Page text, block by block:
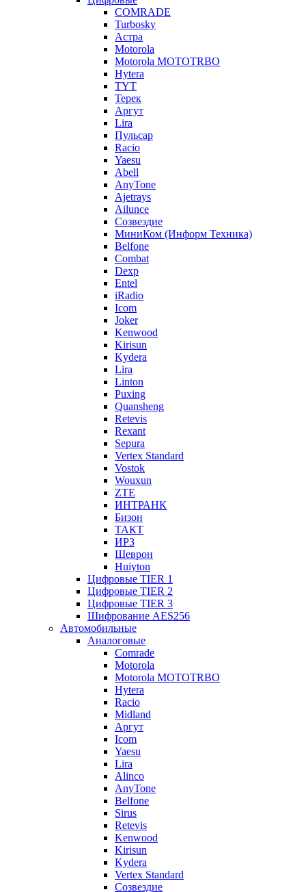
COMRADE
Turbosky
Астра
Motorola
Motorola MOTOTRBO
Hytera
TYT
Терек
Аргут
Lira
Пульсар
Racio
Yaesu
Abell
AnyTone
Ajetrays
Ailunce
Созвездие
МиниКом (Информ Техника)
Belfone
Combat
Dexp
Entel
iRadio
Icom
Joker
Kenwood
Kirisun
Kydera
Lira
Linton
Puxing
Quansheng
Retevis
Rexant
Sepura
Vertex Standard
Vostok
Wouxun
ZTE
ИНТРАНК
Бизон
ТАКТ
ИРЗ
Шеврон
Huiyton
Цифровые TIER 1
Цифровые TIER 2
Цифровые TIER 3
Шифрование AES256
Автомобильные
Аналоговые
Comrade
Motorola
Motorola MOTOTRBO
Hytera
Racio
Midland
Аргут
Icom
Yaesu
Lira
Alinco
AnyTone
Belfone
Sirus
Retevis
Kenwood
Kirisun
Kydera
Vertex Standard
Созвездие